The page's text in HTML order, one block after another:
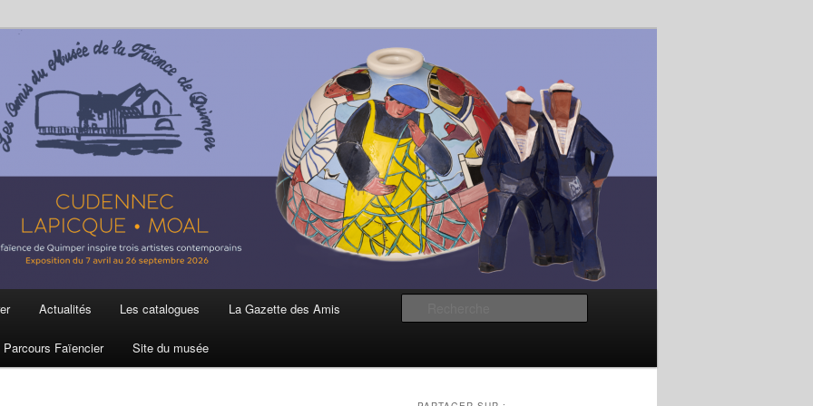
et de la Faïence de Quimper
Actualités Les catalogues La Gazette des Amis
Parcours Faïencier Site du musée